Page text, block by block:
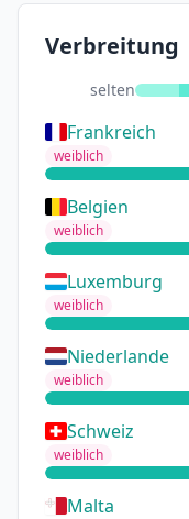
Verbreitung
selten
Frankreich
weiblich
Belgien
weiblich
Luxemburg
weiblich
Niederlande
weiblich
Schweiz
weiblich
Malta